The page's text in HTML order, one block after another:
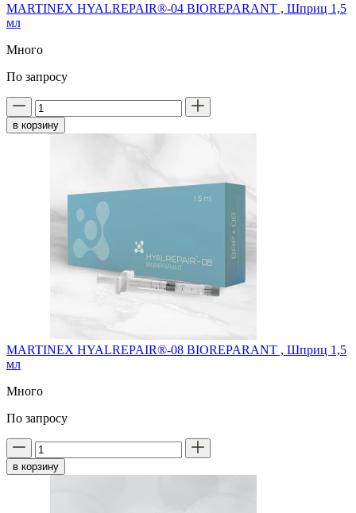
MARTINEX HYALREPAIR®-04 BIOREPARANT , Шприц 1,5
мл
Много
По запросу
в корзину
MARTINEX HYALREPAIR®-08 BIOREPARANT , Шприц 1,5
мл
Много
По запросу
в корзину